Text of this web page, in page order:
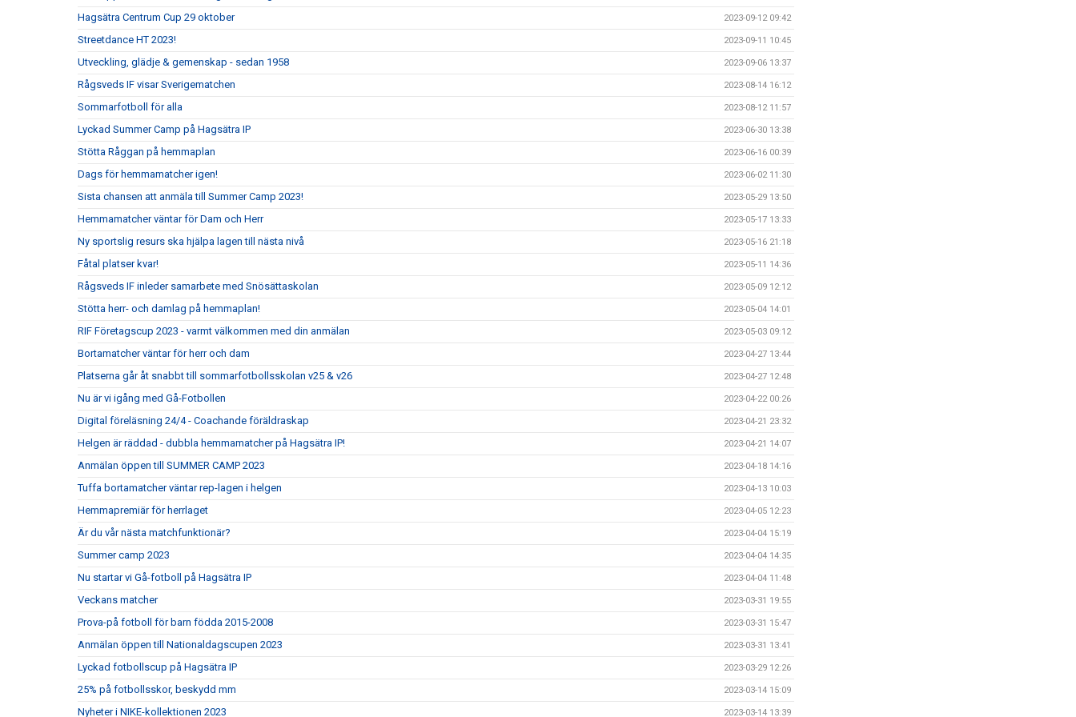
Hagsätra Centrum Cup 29 oktober 2023-09-12 09:42
Streetdance HT 2023! 2023-09-11 10:45
Utveckling, glädje & gemenskap - sedan 1958 2023-09-06 13:37
Rågsveds IF visar Sverigematchen 2023-08-14 16:12
Sommarfotboll för alla 2023-08-12 11:57
Lyckad Summer Camp på Hagsätra IP 2023-06-30 13:38
Stötta Råggan på hemmaplan 2023-06-16 00:39
Dags för hemmamatcher igen! 2023-06-02 11:30
Sista chansen att anmäla till Summer Camp 2023! 2023-05-29 13:50
Hemmamatcher väntar för Dam och Herr 2023-05-17 13:33
Ny sportslig resurs ska hjälpa lagen till nästa nivå 2023-05-16 21:18
Fåtal platser kvar! 2023-05-11 14:36
Rågsveds IF inleder samarbete med Snösättaskolan 2023-05-09 12:12
Stötta herr- och damlag på hemmaplan! 2023-05-04 14:01
RIF Företagscup 2023 - varmt välkommen med din anmälan 2023-05-03 09:12
Bortamatcher väntar för herr och dam 2023-04-27 13:44
Platserna går åt snabbt till sommarfotbollsskolan v25 & v26 2023-04-27 12:48
Nu är vi igång med Gå-Fotbollen 2023-04-22 00:26
Digital föreläsning 24/4 - Coachande föräldraskap 2023-04-21 23:32
Helgen är räddad - dubbla hemmamatcher på Hagsätra IP! 2023-04-21 14:07
Anmälan öppen till SUMMER CAMP 2023 2023-04-18 14:16
Tuffa bortamatcher väntar rep-lagen i helgen 2023-04-13 10:03
Hemmapremiär för herrlaget 2023-04-05 12:23
Är du vår nästa matchfunktionär? 2023-04-04 15:19
Summer camp 2023 2023-04-04 14:35
Nu startar vi Gå-fotboll på Hagsätra IP 2023-04-04 11:48
Veckans matcher 2023-03-31 19:55
Prova-på fotboll för barn födda 2015-2008 2023-03-31 15:47
Anmälan öppen till Nationaldagscupen 2023 2023-03-31 13:41
Lyckad fotbollscup på Hagsätra IP 2023-03-29 12:26
25% på fotbollsskor, beskydd mm 2023-03-14 15:09
Nyheter i NIKE-kollektionen 2023 2023-03-14 13:39